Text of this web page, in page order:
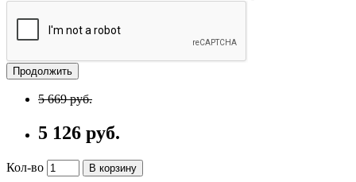
Продолжить
5 669 руб.
5 126 руб.
Кол-во В корзину